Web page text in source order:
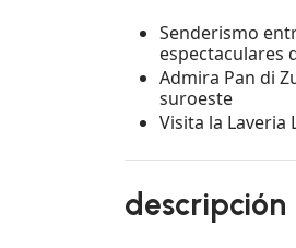
Senderismo
espectaculares
Admira Pan di
suroeste
Visita la
descripción